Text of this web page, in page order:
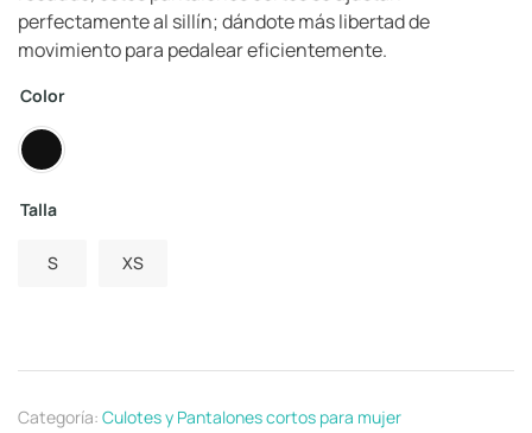
perfectamente al sillín; dándote más libertad de
movimiento para pedalear eficientemente.
Color
Talla
S XS
Categoría: Culotes y Pantalones cortos para mujer